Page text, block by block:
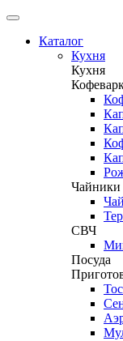
Каталог
Кухня
Кухня
Чайники
СВЧ
Посуда